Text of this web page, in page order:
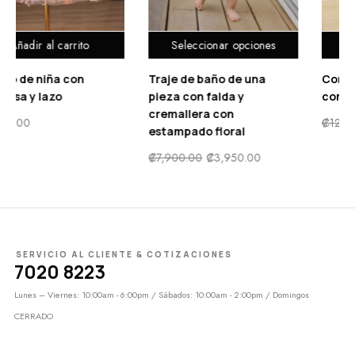
Seleccionar opciones
Traje de baño de una
pieza con falda y
3,950.00
Seleccionar opciones
Conjunto De Sudadera
con gorro y Pantalón
₡12,900.00 6,450.00
SERVICIO AL CLIENTE & COTIZACIONES
7020 8223
Lunes – Viernes: 10:00am - 6:00pm / Sábados: 10:00am - 2:00pm / Domingos
CERRADO